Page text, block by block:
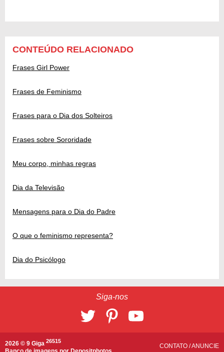
CONTEÚDO RELACIONADO
Frases Girl Power
Frases de Feminismo
Frases para o Dia dos Solteiros
Frases sobre Sororidade
Meu corpo, minhas regras
Dia da Televisão
Mensagens para o Dia do Padre
O que o feminismo representa?
Dia do Psicólogo
Siga-nos
2026 © 9 Giga 26515
CONTATO /ANUNCIE